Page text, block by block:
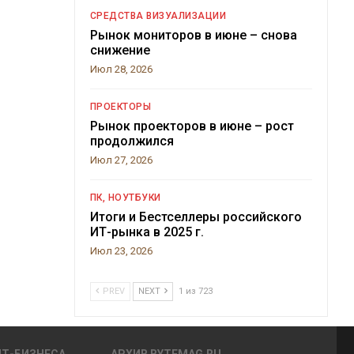
СРЕДСТВА ВИЗУАЛИЗАЦИИ
Рынок мониторов в июне – снова
снижение
Июл 28, 2026
ПРОЕКТОРЫ
Рынок проекторов в июне – рост
продолжился
Июл 27, 2026
ПК, НОУТБУКИ
Итоги и Бестселлеры российского
ИТ-рынка в 2025 г.
Июл 23, 2026
PREV NEXT 1 из 723